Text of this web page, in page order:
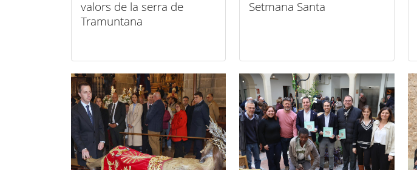
valors de la serra de
Tramuntana
Setmana Santa